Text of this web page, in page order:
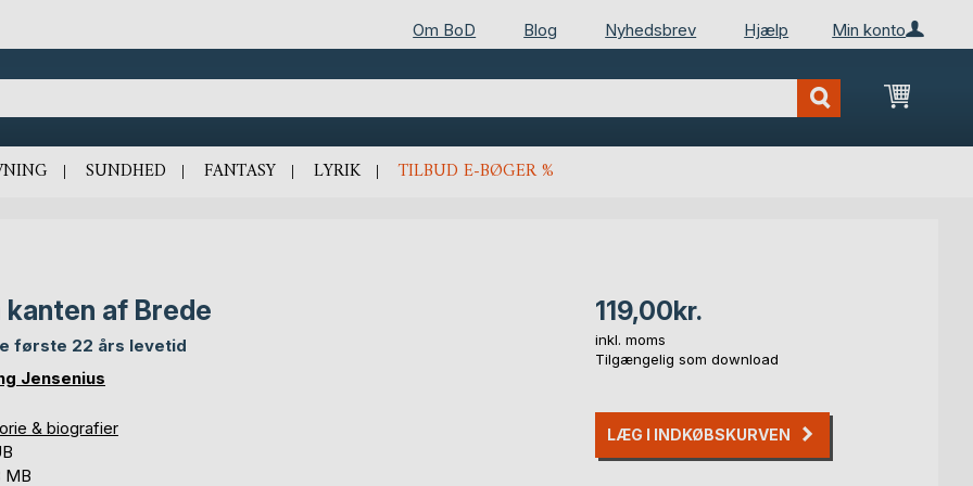
Min konto
Om BoD Blog Nyhedsbrev Hjælp
Min
SUNDHED FANTASY LYRIK TILBUD E-BØGER %
kanten af Brede
første 22 års levetid
Jensenius
& biografier
MB
119,00kr.
inkl. moms
Tilgængelig som download
LÆG I INDKØBSKURVEN